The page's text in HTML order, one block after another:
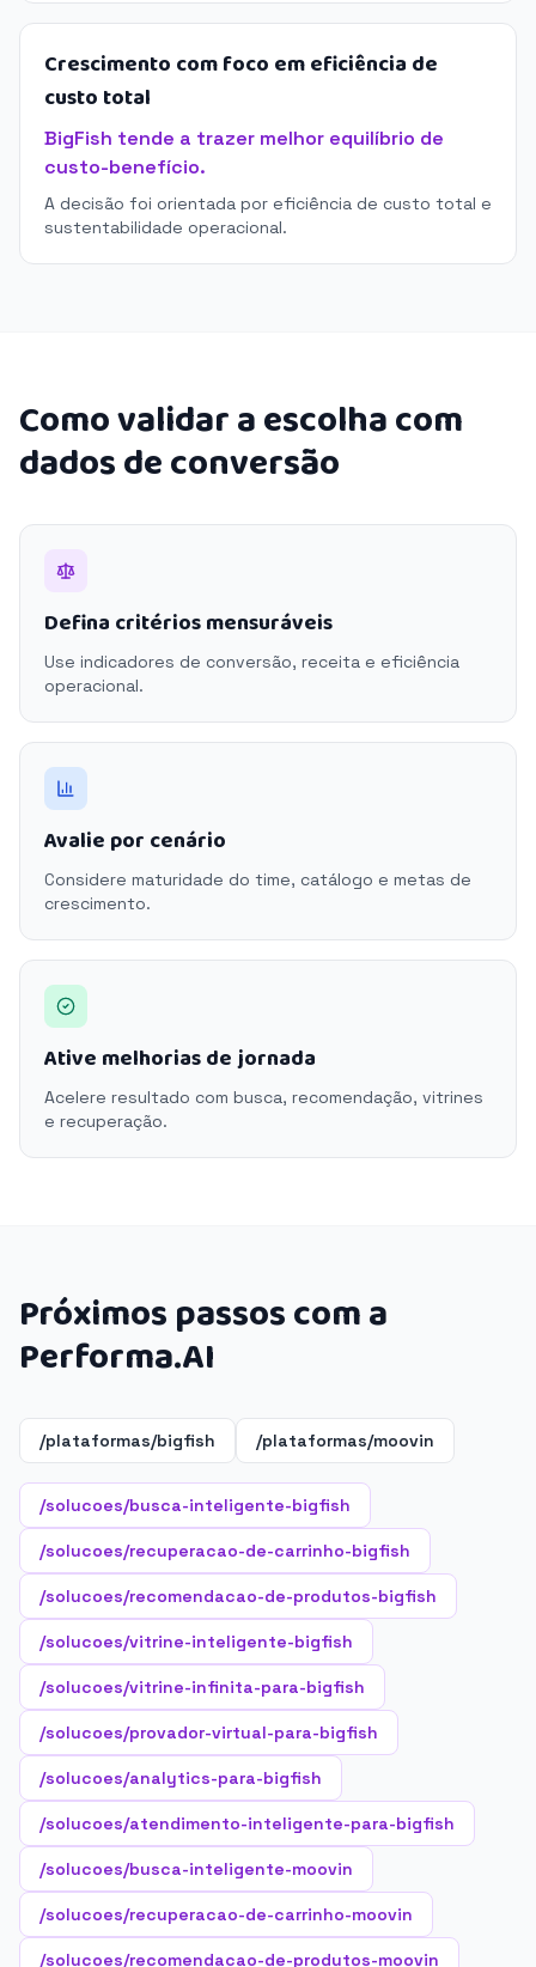
Crescimento com foco em eficiência de
custo total
BigFish tende a trazer melhor equilíbrio de
custo-benefício.
A decisão foi orientada por eficiência de custo total e
sustentabilidade operacional.
Como validar a escolha com
dados de conversão
Defina critérios mensuráveis
Use indicadores de conversão, receita e eficiência
operacional.
Avalie por cenário
Considere maturidade do time, catálogo e metas de
crescimento.
Ative melhorias de jornada
Acelere resultado com busca, recomendação, vitrines
e recuperação.
Próximos passos com a
Performa.AI
/plataformas/bigfish /plataformas/moovin
/solucoes/busca-inteligente-bigfish
/solucoes/recuperacao-de-carrinho-bigfish
/solucoes/recomendacao-de-produtos-bigfish
/solucoes/vitrine-inteligente-bigfish
/solucoes/vitrine-infinita-para-bigfish
/solucoes/provador-virtual-para-bigfish
/solucoes/analytics-para-bigfish
/solucoes/atendimento-inteligente-para-bigfish
/solucoes/busca-inteligente-moovin
/solucoes/recuperacao-de-carrinho-moovin
/solucoes/recomendacao-de-produtos-moovin